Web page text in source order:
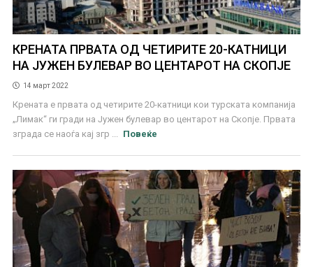
КРЕНАТА ПРВАТА ОД ЧЕТИРИТЕ 20-КАТНИЦИ
НА ЈУЖЕН БУЛЕВАР ВО ЦЕНТАРОТ НА СКОПЈЕ
14 март 2022
Крената е првата од четирите 20-катници кои турската компанија
„Лимак“ ги гради на Јужен булевар во центарот на Скопје. Првата
зграда се наоѓа кај згр ...
Повеќе